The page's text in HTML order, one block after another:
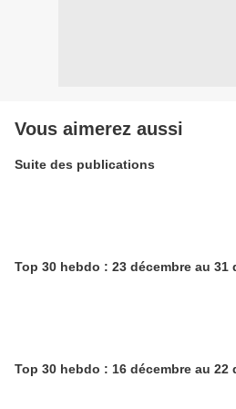
Vous aimerez aussi
Suite des publications
Top 30 hebdo : 23 décembre au 31
Top 30 hebdo : 16 décembre au 22